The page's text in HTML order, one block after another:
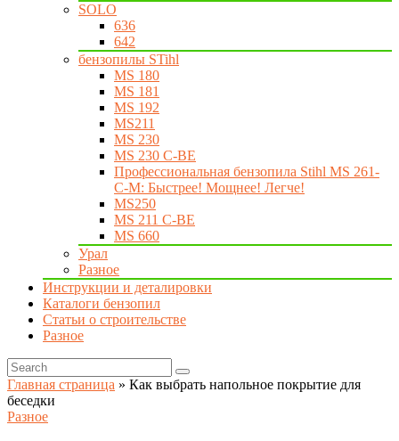
SOLO
636
642
бензопилы STihl
MS 180
MS 181
MS 192
MS211
MS 230
MS 230 C-BE
Профессиональная бензопила Stihl MS 261-
C-M: Быстрее! Мощнее! Легче!
MS250
MS 211 C-BE
MS 660
Урал
Разное
Инструкции и деталировки
Каталоги бензопил
Статьи о строительстве
Разное
Главная страница » Как выбрать напольное покрытие для
беседки
Разное